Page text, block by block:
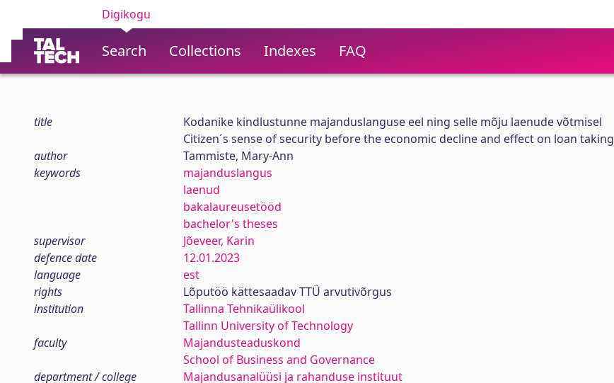
Digikogu
Search Collections Indexes FAQ
title
Kodanike kindlustunne majanduslanguse eel ning selle mõju laenude võtmisel
Citizen´s sense of security before the economic decline and effect on loan taking
author
Tammiste, Mary-Ann
keywords
majanduslangus
laenud
bakalaureusetööd
bachelor's theses
supervisor
Jõeveer, Karin
defence date
12.01.2023
language
est
rights
Lõputöö kättesaadav TTÜ arvutivõrgus
institution
Tallinna Tehnikaülikool
Tallinn University of Technology
faculty
Majandusteaduskond
School of Business and Governance
department / college
Majandusanalüüsi ja rahanduse instituut